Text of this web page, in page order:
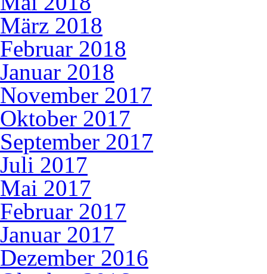
März 2018
Februar 2018
Januar 2018
November 2017
Oktober 2017
September 2017
Juli 2017
Mai 2017
Februar 2017
Januar 2017
Dezember 2016